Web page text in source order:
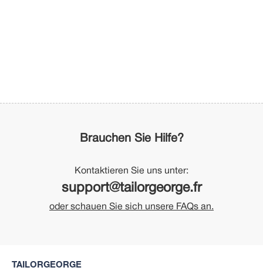
Brauchen Sie Hilfe?
Kontaktieren Sie uns unter:
support@tailorgeorge.fr
oder schauen Sie sich unsere FAQs an.
TAILORGEORGE